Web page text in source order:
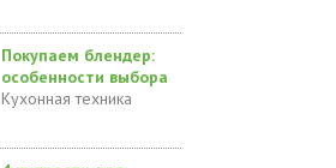
Покупаем блендер:
особенности выбора
Кухонная техника